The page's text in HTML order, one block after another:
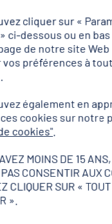
à
ont débuté ce
Équipe de France.
délégation a défilé lors
de nos
compétition.
cliquer sur «
ci-dessous ou en bas
de notre site
préférences à tout
également en
cookies sur notre
cookies".
MOINS DE 15
CONSENTIR AUX
CLIQUER SUR « TOUT
».